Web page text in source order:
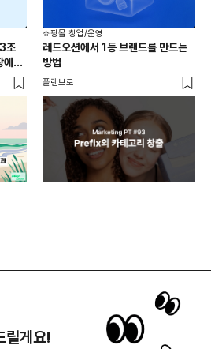
조
쇼핑몰 창업/운영
레드오션에서 1등 브랜드를 만드는
방법
플랜브로
릴게요!